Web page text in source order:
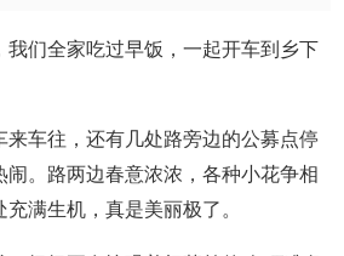
们全家吃过早饭，一起开车到乡下
车往，还有几处路旁边的公募点停
。路两边春意浓浓，各种小花争相
满生机，真是美丽极了。